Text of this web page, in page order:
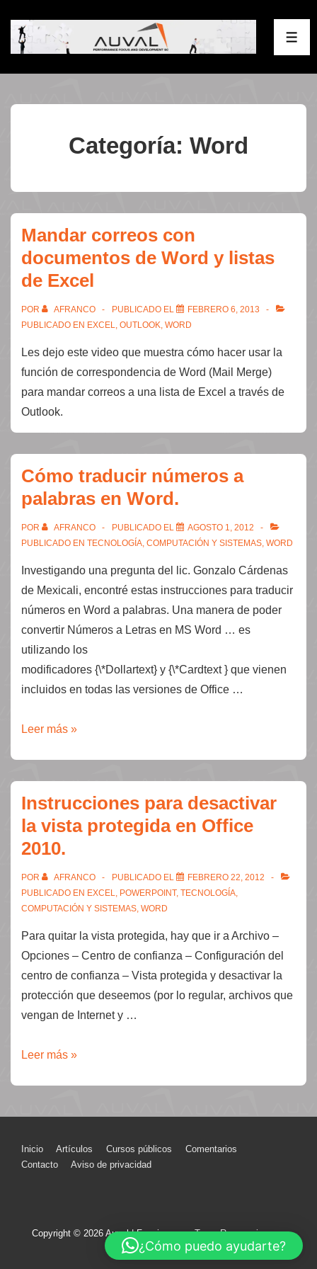
Saltar
Categoría: Word
Mandar correos con
documentos de Word y listas
de Excel
POR AFRANCO PUBLICADO EL
FEBRERO 6, 2013
PUBLICADO EN EXCEL, OUTLOOK, WORD
Les dejo este video que muestra cómo hacer usar la
función de correspondencia de Word (Mail Merge)
para mandar correos a una lista de Excel a través de
Outlook.
Cómo traducir números a
palabras en Word.
POR AFRANCO PUBLICADO EL
AGOSTO 1, 2012
PUBLICADO EN TECNOLOGÍA, COMPUTACIÓN Y SISTEMAS, WORD
Investigando una pregunta del lic. Gonzalo Cárdenas
de Mexicali, encontré estas instrucciones para traducir
números en Word a palabras. Una manera de poder
convertir Números a Letras en MS Word … es
utilizando los
modificadores {\*Dollartext} y {\*Cardtext } que vienen
incluidos en todas las versiones de Office …
Cómo
palabras
en
Word.
Leer más »
Instrucciones para desactivar
la vista protegida en Office
2010.
POR AFRANCO PUBLICADO EL
FEBRERO 22, 2012
PUBLICADO EN EXCEL, POWERPOINT, TECNOLOGÍA,
COMPUTACIÓN Y SISTEMAS, WORD
Para quitar la vista protegida, hay que ir a Archivo –
Opciones – Centro de confianza – Configuración del
centro de confianza – Vista protegida y desactivar la
protección que deseemos (por lo regular, archivos que
vengan de Internet y …
Instrucciones
protegida
Leer más »
Menú
página
Inicio Artículos Cursos públicos
Comentarios
Contacto
Aviso de privacidad
Copyright © 2026 Auval| Funciona conTema Responsive
¿Cómo puedo ayudarte?